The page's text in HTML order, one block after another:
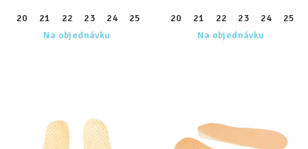
20 21 22 23 24 25 27 28 29 30 31
32
Na objednávku
20 21 22 23 24 25
Na objednávku